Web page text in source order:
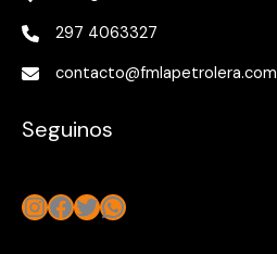
297 4063327
contacto@fmlapetrolera.com
Seguinos
Instagram
Facebook
Twitter
WhatsApp